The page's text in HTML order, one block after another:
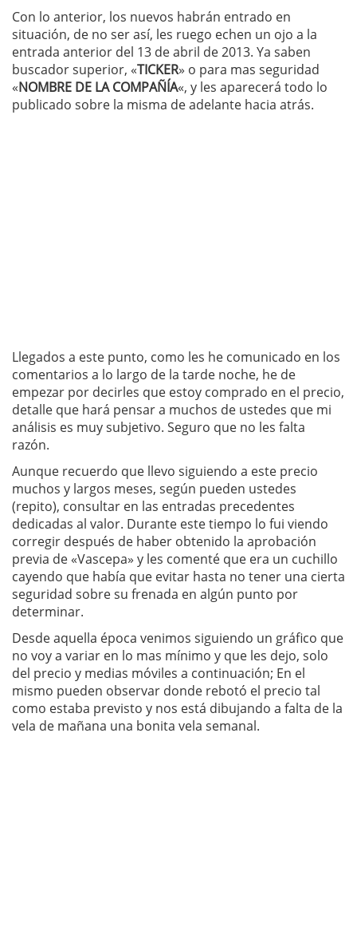
Con lo anterior, los nuevos habrán entrado en
situación, de no ser así, les ruego echen un ojo a la
entrada anterior del 13 de abril de 2013. Ya saben
buscador superior, «TICKER» o para mas seguridad
«NOMBRE DE LA COMPAÑÍA«, y les aparecerá todo lo
publicado sobre la misma de adelante hacia atrás.
Llegados a este punto, como les he comunicado en los
comentarios a lo largo de la tarde noche, he de
empezar por decirles que estoy comprado en el precio,
detalle que hará pensar a muchos de ustedes que mi
análisis es muy subjetivo. Seguro que no les falta
razón.
Aunque recuerdo que llevo siguiendo a este precio
muchos y largos meses, según pueden ustedes
(repito), consultar en las entradas precedentes
dedicadas al valor. Durante este tiempo lo fui viendo
corregir después de haber obtenido la aprobación
previa de «Vascepa» y les comenté que era un cuchillo
cayendo que había que evitar hasta no tener una cierta
seguridad sobre su frenada en algún punto por
determinar.
Desde aquella época venimos siguiendo un gráfico que
no voy a variar en lo mas mínimo y que les dejo, solo
del precio y medias móviles a continuación; En el
mismo pueden observar donde rebotó el precio tal
como estaba previsto y nos está dibujando a falta de la
vela de mañana una bonita vela semanal.